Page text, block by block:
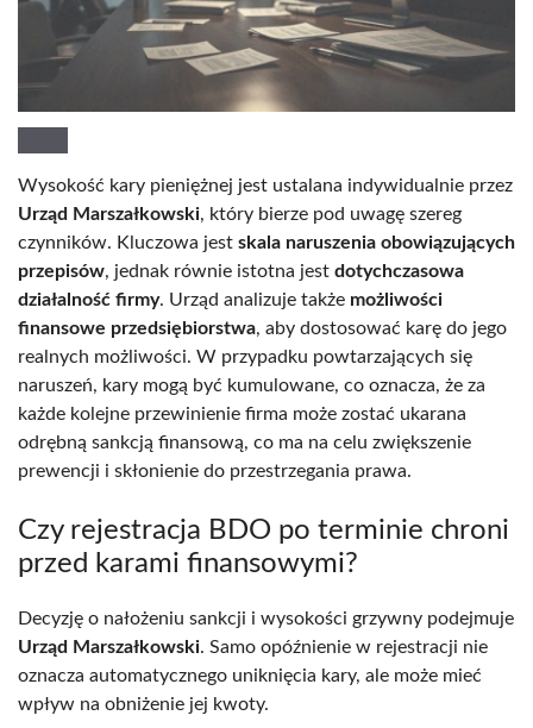
Wysokość kary pieniężnej jest ustalana indywidualnie przez
Urząd Marszałkowski, który bierze pod uwagę szereg
czynników. Kluczowa jest skala naruszenia obowiązujących
przepisów, jednak równie istotna jest dotychczasowa
działalność firmy. Urząd analizuje także możliwości
finansowe przedsiębiorstwa, aby dostosować karę do jego
realnych możliwości. W przypadku powtarzających się
naruszeń, kary mogą być kumulowane, co oznacza, że za
każde kolejne przewinienie firma może zostać ukarana
odrębną sankcją finansową, co ma na celu zwiększenie
prewencji i skłonienie do przestrzegania prawa.
Czy rejestracja BDO po terminie chroni
przed karami finansowymi?
Decyzję o nałożeniu sankcji i wysokości grzywny podejmuje
Urząd Marszałkowski. Samo opóźnienie w rejestracji nie
oznacza automatycznego uniknięcia kary, ale może mieć
wpływ na obniżenie jej kwoty.